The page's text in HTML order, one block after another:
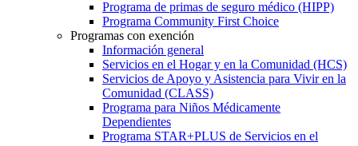
Programa de primas de seguro médico (HIPP)
Programa Community First Choice
Programas con exención
Información general
Servicios en el Hogar y en la Comunidad (HCS)
Servicios de Apoyo y Asistencia para Vivir en la
Comunidad (CLASS)
Programa para Niños Médicamente
Dependientes
Programa STAR+PLUS de Servicios en el